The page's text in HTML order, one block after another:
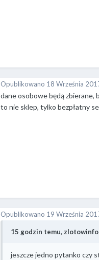
Opublikowano 18 Września
dane osobowe będą zbierane,
to nie sklep, tylko bezpłatny
Opublikowano 19 Września
15 godzin temu, zlotowinfo
jeszcze jedno pytanko czy